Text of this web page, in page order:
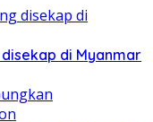
disekap di Myanmar